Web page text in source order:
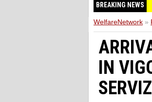
BREAKING NEWS
WelfareNetwork »
IN